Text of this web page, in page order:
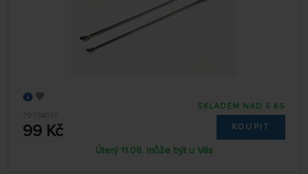
79774017
99 Kč
SKLADEM NAD 5 KS
KOUPIT
Úterý 11.08. může být u Vás